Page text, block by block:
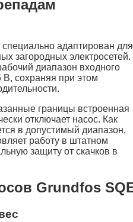
адаптирован для
загородных электросетей.
диапазон входного
сохраняя при этом
границы встроенная
отключает насос. Как
в допустимый диапазон,
работу в штатном
защиту от скачков в
Grundfos